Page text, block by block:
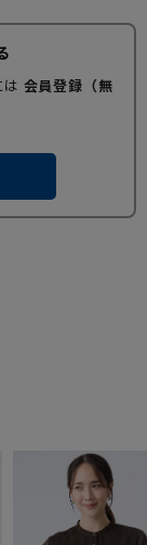
会員登録（無